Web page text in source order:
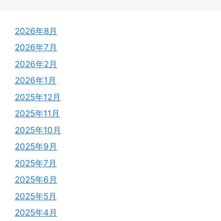
2026年8月
2026年7月
2026年2月
2026年1月
2025年12月
2025年11月
2025年10月
2025年9月
2025年7月
2025年6月
2025年5月
2025年4月